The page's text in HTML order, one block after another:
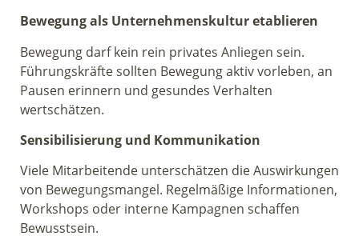
Bewegung als Unternehmenskultur etablieren
Bewegung darf kein rein privates Anliegen sein.
Führungskräfte sollten Bewegung aktiv vorleben, an
Pausen erinnern und gesundes Verhalten
wertschätzen.
Sensibilisierung und Kommunikation
Viele Mitarbeitende unterschätzen die Auswirkungen
von Bewegungsmangel. Regelmäßige Informationen,
Workshops oder interne Kampagnen schaffen
Bewusstsein.